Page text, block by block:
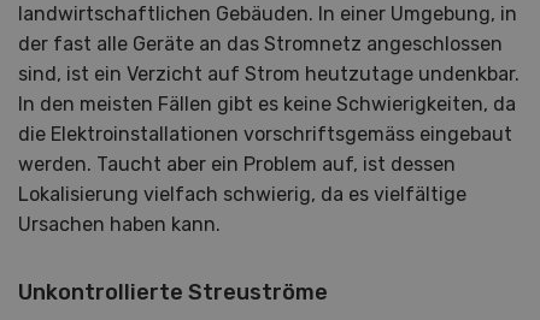
landwirtschaftlichen Gebäuden. In einer Umgebung, in
der fast alle Geräte an das Stromnetz angeschlossen
sind, ist ein Verzicht auf Strom heutzutage undenkbar.
In den meisten Fällen gibt es keine Schwierigkeiten, da
die Elektroinstallationen vorschriftsgemäss eingebaut
werden. Taucht aber ein Problem auf, ist dessen
Lokalisierung vielfach schwierig, da es vielfältige
Ursachen haben kann.
Unkontrollierte Streuströme